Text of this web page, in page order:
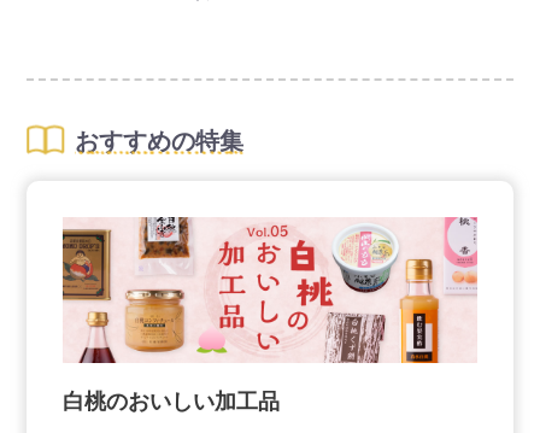
みいただけます。
香りを引き出し、コーヒー豆とブレンドした
質的にカフェインを控えている方にもおすす
めのカフェインレスコーヒーです。
おすすめの特集
白桃のおいしい加工品